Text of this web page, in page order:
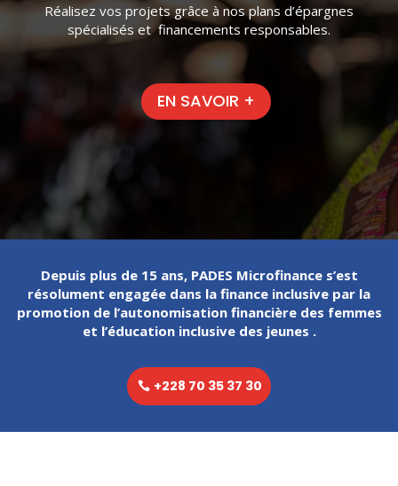
Réalisez vos projets grâce à nos plans d’épargnes
spécialisés et financements responsables.
EN SAVOIR +
Depuis plus de 15 ans, PADES Microfinance s’est
résolument engagée dans la finance inclusive par la
promotion de l’autonomisation financière des femmes
et l’éducation inclusive des jeunes .
+228 70 35 37 30